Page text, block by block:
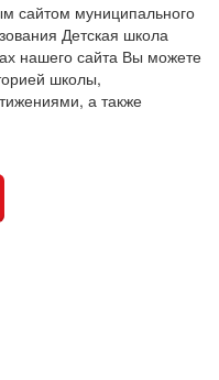
сайтом муниципального
Детская школа
нашего сайта Вы можете
школы,
а также